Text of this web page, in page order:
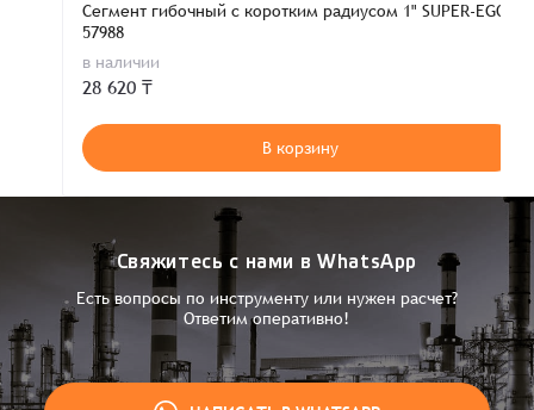
Сегмент гибочный с коротким радиусом 1" SUPER-EGO
57988
в наличии
28 620 ₸
В корзину
Свяжитесь с нами в WhatsApp
Есть вопросы по инструменту или нужен расчет?
Ответим оперативно!